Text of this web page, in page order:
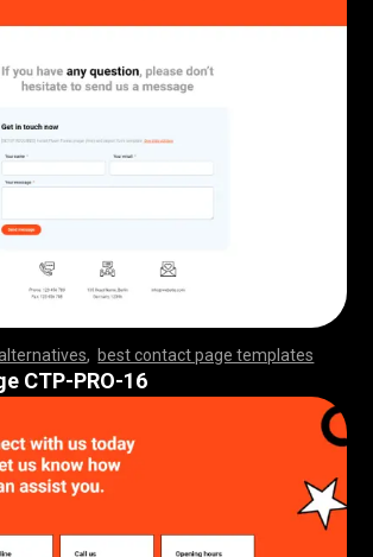
best contact page templates
,,,,,,,,,,,,, ,,,,,,,,,,,,,,,,,,,,,,,,,,,,,,,,
CTP-PRO-16